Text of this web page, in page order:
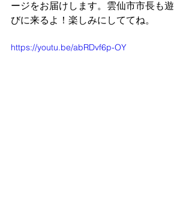
ージをお届けします。雲仙市市長も遊
びに来るよ！楽しみにしててね。
https://youtu.be/abRDvf6p-OY